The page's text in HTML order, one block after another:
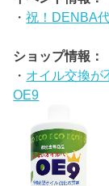
・祝！DENBA
ショップ情報：
・ オイル交換が
OE9